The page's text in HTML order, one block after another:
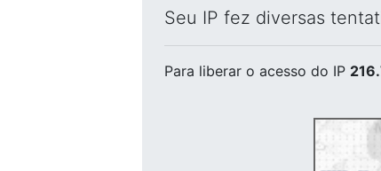
Seu IP fez diversas
Para liberar o acesso do IP